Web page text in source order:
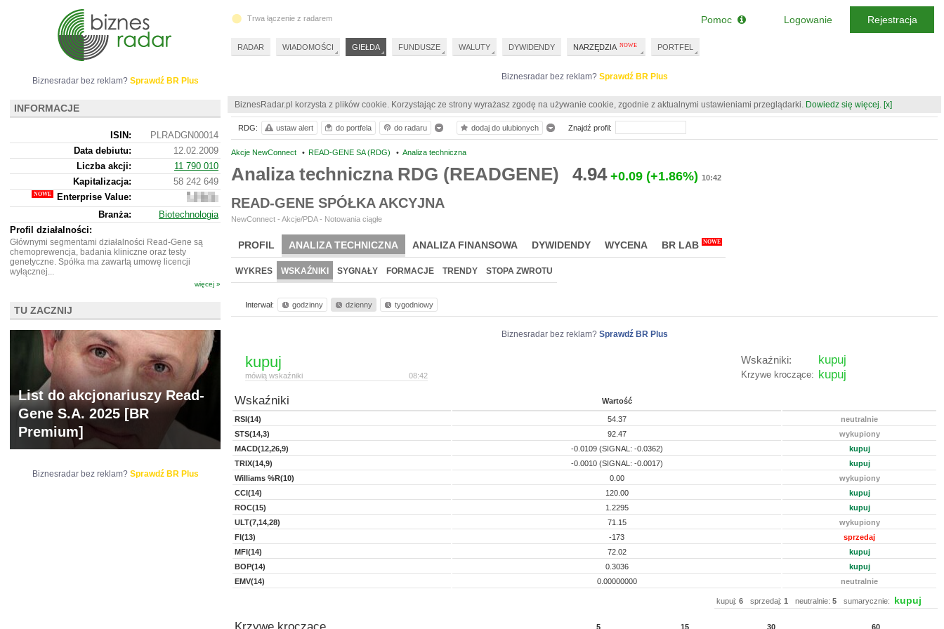
Biznesradar bez reklam? Sprawdź BR Plus
BiznesRadar.pl korzysta z plików cookie. Korzystając ze strony wyrażasz zgodę na używanie cookie, zgodnie z aktualnymi ustawieniami przeglądarki. Dowiedz się więcej. [x]
Akcje NewConnect • READ-GENE SA (RDG) • Analiza techniczna
Analiza techniczna RDG (READGENE) 4.94 +0.09 (+1.86%) 10:42
READ-GENE SPÓŁKA AKCYJNA
NewConnect - Akcje/PDA - Notowania ciągłe
PROFIL ANALIZA TECHNICZNA ANALIZA FINANSOWA DYWIDENDY WYCENA BR LAB NOWE
WYKRES WSKAŹNIKI SYGNAŁY FORMACJE TRENDY STOPA ZWROTU
Interwał: godzinny dzienny tygodniowy
Biznesradar bez reklam? Sprawdź BR Plus
kupuj
08:42
mówią wskaźniki
kupuj
Wskaźniki:
kupuj
Krzywe kroczące:
Wskaźniki Wartość
RSI(14) 54.37
neutralnie
STS(14,3)
92.47
wykupiony
MACD(12,26,9)
-0.0109 (SIGNAL: -0.0362)
kupuj
TRIX(14,9)
-0.0010 (SIGNAL: -0.0017)
kupuj
Williams %R(10)
0.00
wykupiony
CCI(14)
120.00
kupuj
ROC(15)
1.2295
kupuj
ULT(7,14,28)
71.15
wykupiony
FI(13)
-173
sprzedaj
MFI(14)
72.02
kupuj
BOP(14)
0.3036
kupuj
EMV(14)
0.00000000 neutralnie
kupuj: 6 sprzedaj: 1 neutralnie: 5 sumarycznie: kupuj
5 15 30 60
RDG: ustaw alert do portfela do radaru dodaj do ulubionych Znajdź profil:
Biznesradar bez reklam? Sprawdź BR Plus
INFORMACJE
ISIN:
PLRADGN00014
Data debiutu:
12.02.2009
Liczba akcji:
11 790 010
Kapitalizacja:
58 242 649
Enterprise Value:
56
428
649
Branża:
Biotechnologia
Profil działalności:
Głównymi segmentami działalności Read-Gene są
chemoprewencja, badania kliniczne oraz testy
genetyczne. Spółka ma zawartą umowę licencji
wyłącznej...
więcej »
TU ZACZNIJ
List do akcjonariuszy Read-
Gene S.A. 2025 [BR
Premium]
Biznesradar bez reklam? Sprawdź BR Plus
Trwa łączenie z radarem
RADAR WIADOMOŚCI GIEŁDA FUNDUSZE WALUTY DYWIDENDY NARZĘDZIA PORTFEL
Pomoc Logowanie Rejestracja